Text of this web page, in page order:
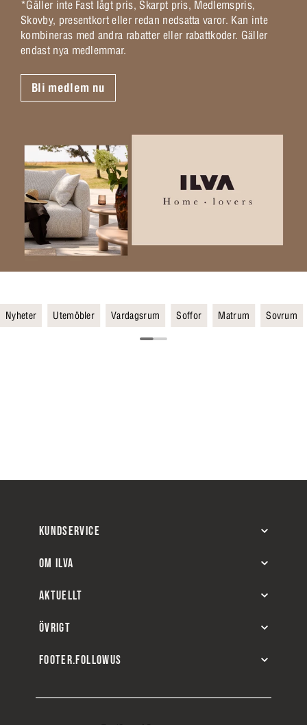
*Gäller inte Fast lågt pris, Skarpt pris, Medlemspris,
Skovby, presentkort eller redan nedsatta varor. Kan inte
kombineras med andra rabatter eller rabattkoder. Gäller
endast nya medlemmar.
Bli medlem nu
Nyheter Utemöbler Vardagsrum Soffor Matrum Sovrum
KUNDSERVICE
OM ILVA
AKTUELLT
ÖVRIGT
FOOTER.FOLLOWUS